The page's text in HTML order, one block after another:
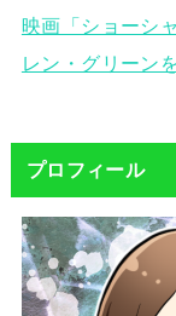
映画「ショーシ
レン・グリーン
プロフィール